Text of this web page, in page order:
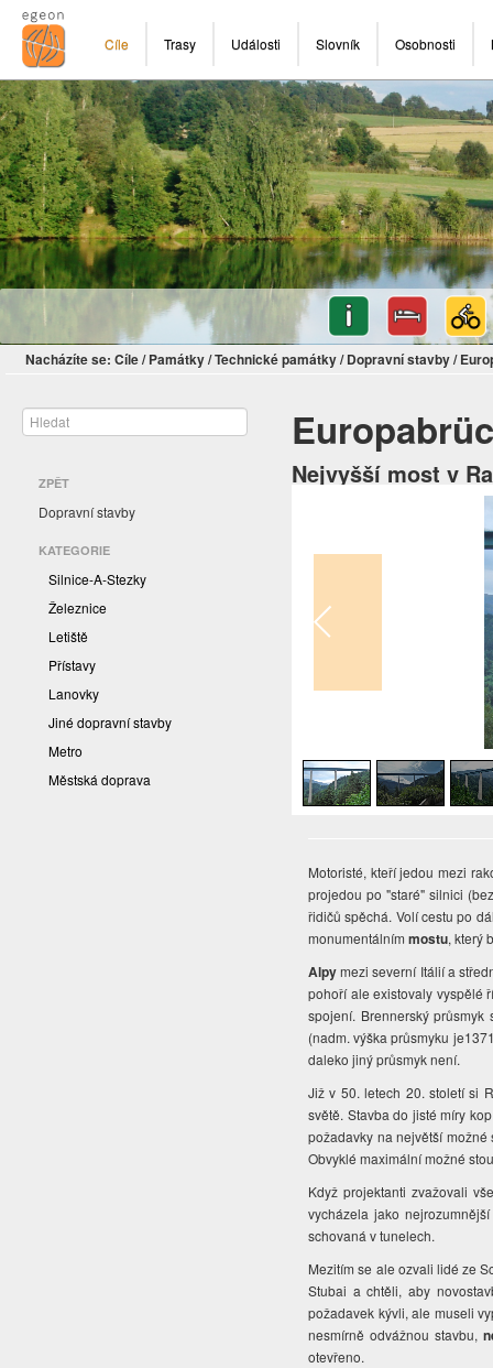
Cíle Trasy Události Slovník Osobnosti
Nacházíte se: Cíle/ Památky/Technické památky/ Dopravní stavby/
ZPĚT
Dopravní stavby
KATEGORIE
Silnice-A-Stezky
Železnice
Letiště
Přístavy
Lanovky
Jiné dopravní stavby
Metro
Městská doprava
Nejvyšší most v
Motoristé, kteří jedou mezi
projedou po "staré" silnici
řidičů spěchá. Volí cestu po
monumentálnímmostu, který
Alpymezi severní Itálií a
pohoří ale existovaly vyspělé
spojení. Brennerský
(nadm. výška průsmyku
daleko jiný průsmyk není.
Již v 50. letech 20. století si
světě. Stavba do jisté míry
požadavky na největší
Obvyklé maximální možné
Když projektanti zvažovali
vycházela jako
schovaná v tunelech.
Mezitím se ale ozvali lidé ze
Stubai a chtěli, aby
požadavek kývli, ale museli
nesmírně odvážnou stavbu,
otevřeno.